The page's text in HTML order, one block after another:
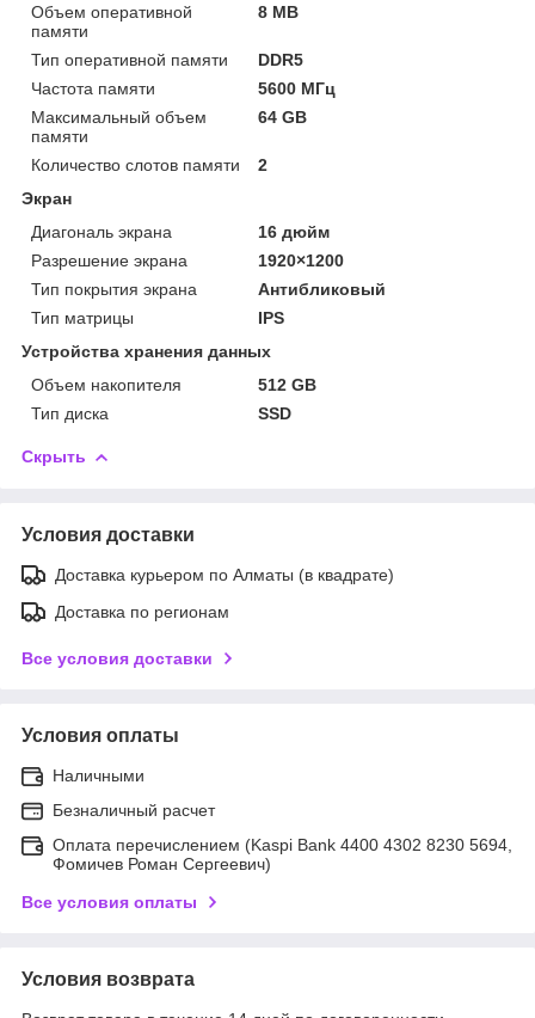
Объем оперативной
памяти
8 MB
Тип оперативной памяти
DDR5
Частота памяти
5600 МГц
Максимальный объем
памяти
64 GB
Количество слотов памяти
2
Экран
Диагональ экрана
16 дюйм
Разрешение экрана
1920×1200
Тип покрытия экрана
Антибликовый
Тип матрицы
IPS
Устройства хранения данных
Объем накопителя
512 GB
Тип диска
SSD
Скрыть
Условия доставки
Доставка курьером по Алматы (в квадрате)
Доставка по регионам
Все условия доставки
Условия оплаты
Наличными
Безналичный расчет
Оплата перечислением (Kaspi Bank 4400 4302 8230 5694,
Фомичев Роман Сергеевич)
Все условия оплаты
Условия возврата